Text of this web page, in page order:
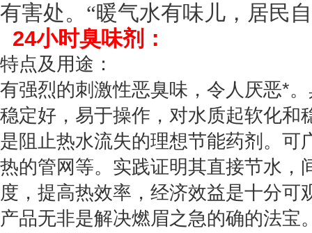
有害处。“暖气水有味儿，居民
24小时臭味剂：
特点及用途：
有强烈的刺激性恶臭味，令人厌恶*
稳定好，易于操作，对水质起软化
是阻止热水流失的理想节能药剂。
热的管网等。实践证明其直接节水，
度，提高热效率，经济效益是十分
产品无非是解决燃眉之急的确的法宝